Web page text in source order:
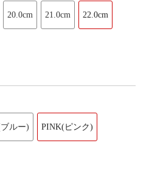
20.0cm 21.0cm 22.0cm
ルー) PINK(ピンク)